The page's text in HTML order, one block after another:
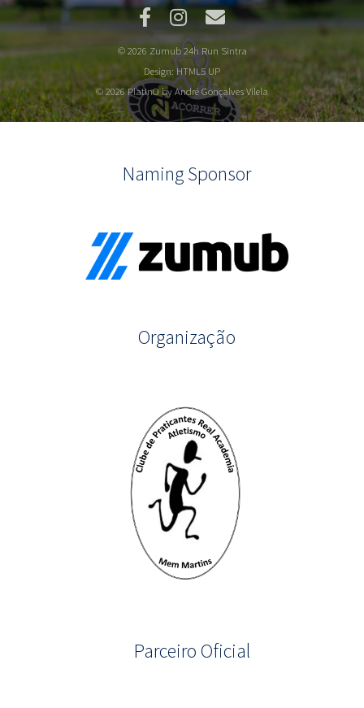
© 2026 Zumub 24h Run Sintra
Design:HTML5 UP
© 2026 PlatInO by André Gonçalves Vilela
Naming Sponsor
Organização
Parceiro Oficial